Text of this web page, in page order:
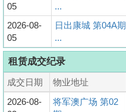
05
...
2026-08-
05
日出康城 第04A期
...
租赁成交纪录
成交日期 物业地址
2026-08-
将军澳广场 第02